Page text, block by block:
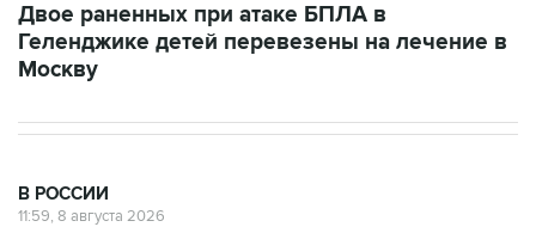
Двое раненных при атаке БПЛА в
Геленджике детей перевезены на лечение в
Москву
В РОССИИ
11:59, 8 августа 2026